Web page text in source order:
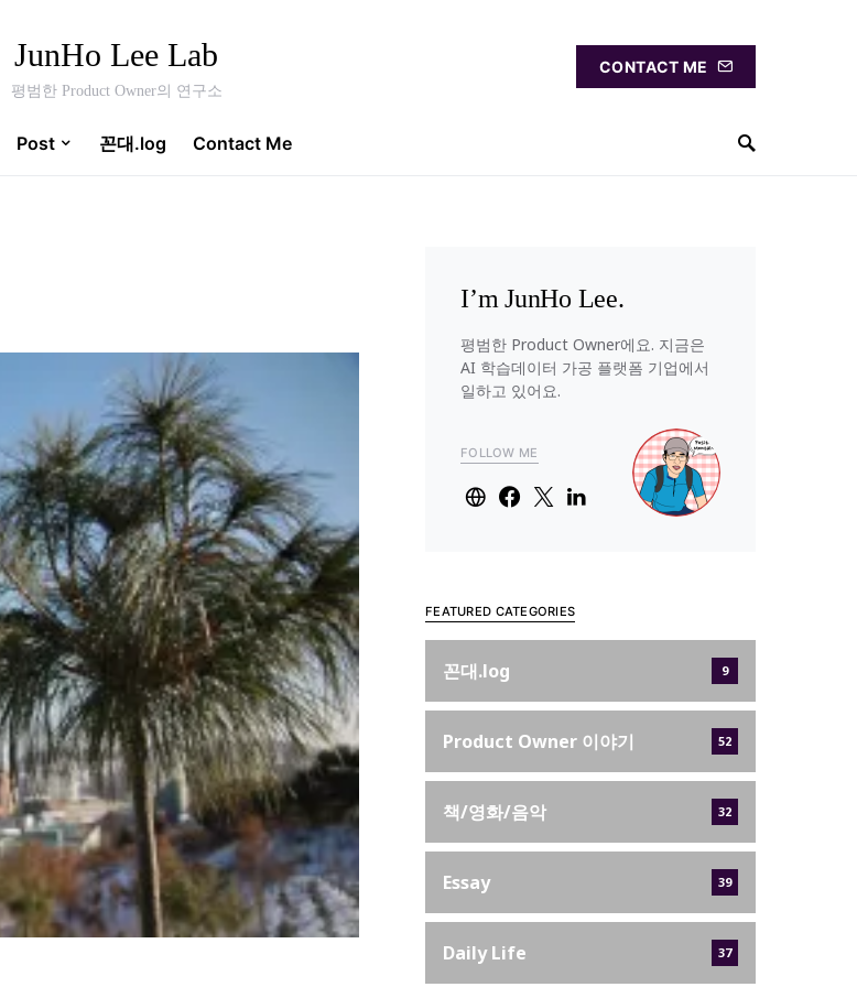
JunHo Lee Lab
평범한 Product Owner의 연구소
CONTACT ME
Post 꼰대.log Contact Me
I’m JunHo Lee.
평범한 Product Owner에요. 지금은
AI 학습데이터 가공 플랫폼 기업에서
일하고 있어요.
FOLLOW ME
FEATURED CATEGORIES
꼰대.log 9
Product Owner 이야기 52
책/영화/음악 32
Essay 39
Daily Life 37